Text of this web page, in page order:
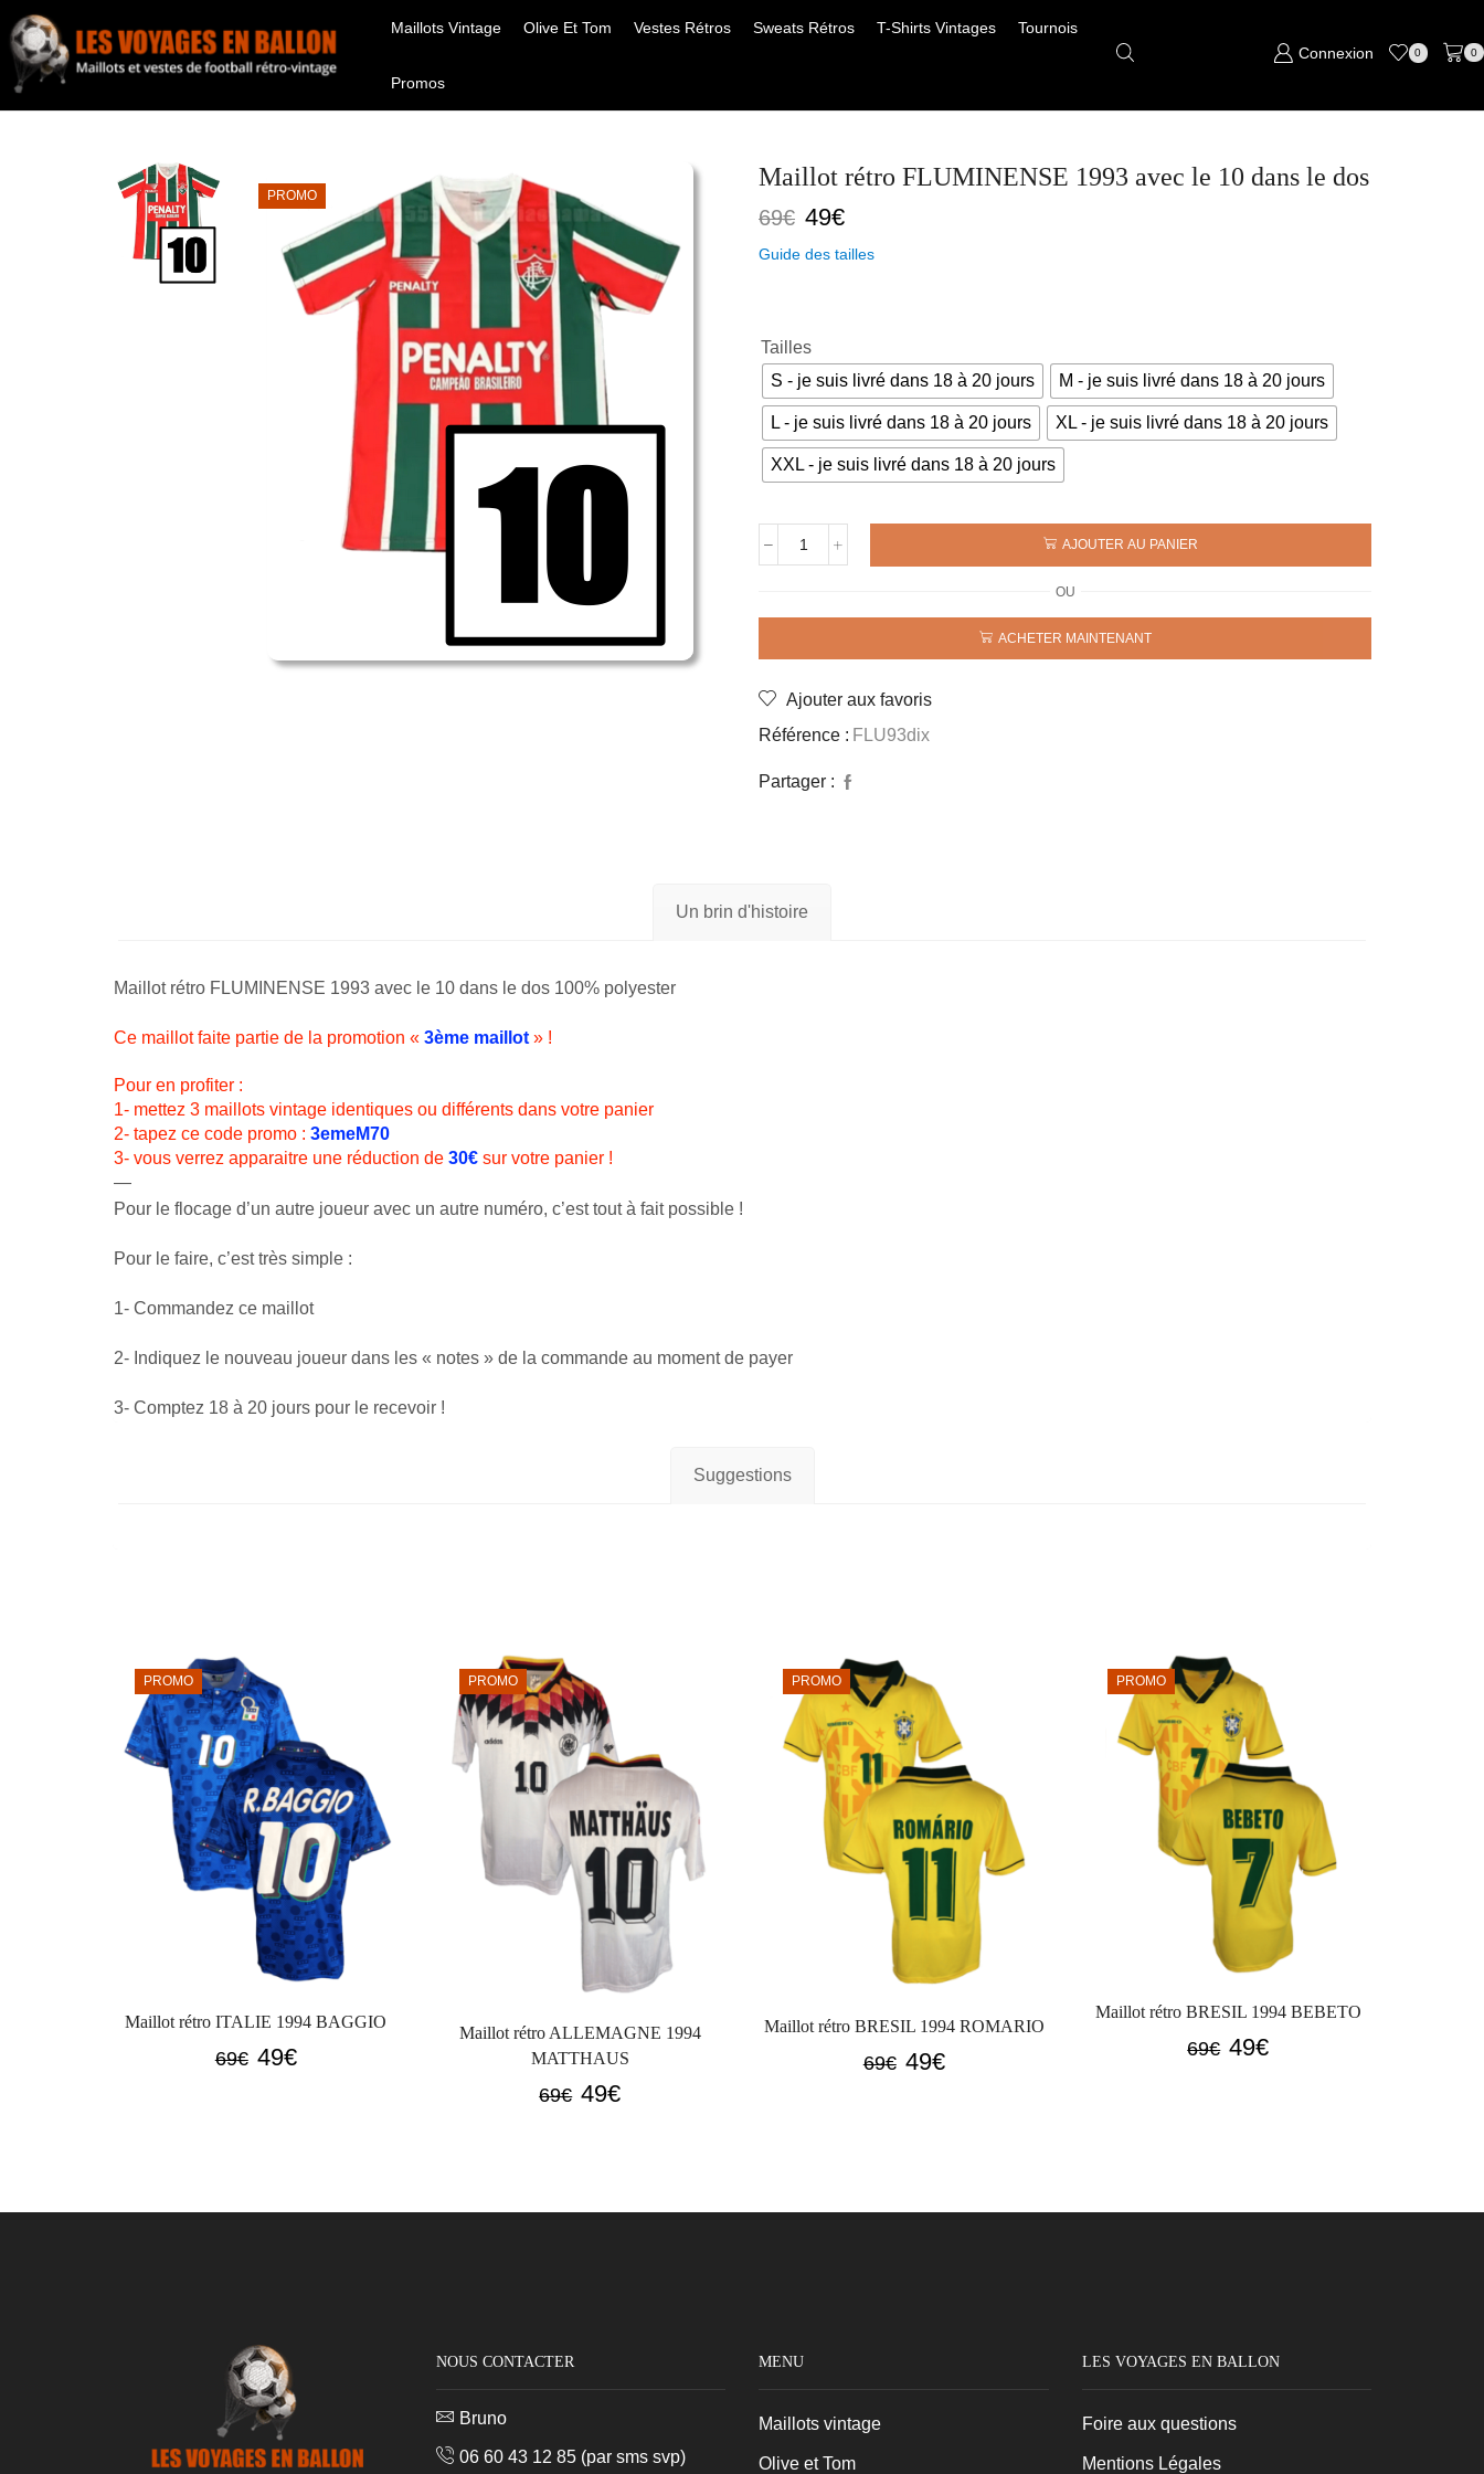
Maillots Vintage Olive Et Tom Vestes Rétros Sweats Rétros T-Shirts Vintages Tournois
Promos
Connexion 0 0
PROMO
Maillot rétro FLUMINENSE 1993 avec le 10 dans le dos
69€ Le
initial
49€Le
actuel
Guide des tailles
Tailles
S - je suis livré dans 18 à 20 jours
M - je suis livré dans 18 à 20 jours
L - je suis livré dans 18 à 20 jours XL - je suis livré dans 18 à 20 jours
XXL - je suis livré dans 18 à 20 jours
quantité
rétro
1993
le
10
le
AJOUTER AU PANIER
OU
ACHETER MAINTENANT
Ajouter aux favoris
Référence : FLU93dix
Partager :
Un brin d'histoire
Maillot rétro FLUMINENSE 1993 avec le 10 dans le dos 100% polyester
Ce maillot faite partie de la promotion « 3ème maillot » !
Pour en profiter :
1- mettez 3 maillots vintage identiques ou différents dans votre panier
2- tapez ce code promo : 3emeM70
3- vous verrez apparaitre une réduction de 30€ sur votre panier !
—
Pour le flocage d’un autre joueur avec un autre numéro, c’est tout à fait possible !
Pour le faire, c’est très simple :
1- Commandez ce maillot
2- Indiquez le nouveau joueur dans les « notes » de la commande au moment de payer
3- Comptez 18 à 20 jours pour le recevoir !
Suggestions
PROMO
Maillot rétro ITALIE 1994 BAGGIO
69€ Le
49€Le
PROMO
Maillot rétro ALLEMAGNE 1994
MATTHAUS
69€ Le
69€.
49€Le
49€.
PROMO
Maillot rétro BRESIL 1994 ROMARIO
69€ Le
49€Le
PROMO
Maillot rétro BRESIL 1994 BEBETO
69€ Le
49€Le
NOUS CONTACTER
Bruno
06 60 43 12 85(par sms svp)
MENU
Maillots vintage
Olive et Tom
LES VOYAGES EN BALLON
Foire aux questions
Mentions Légales